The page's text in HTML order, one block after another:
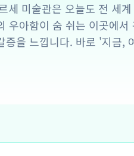
미술관은 오늘도 전 세
우아함이 숨 쉬는 이곳에서
을 느낍니다. 바로 '지금,